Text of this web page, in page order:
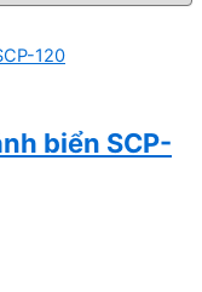
biển SCP-